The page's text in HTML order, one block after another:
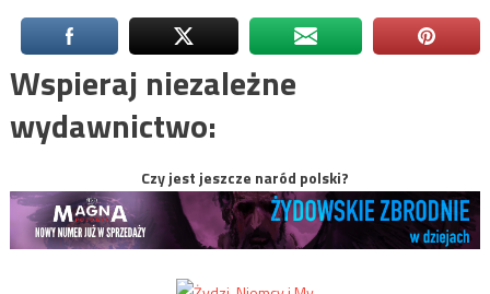
Wspieraj niezależne
wydawnictwo:
Czy jest jeszcze naród polski?